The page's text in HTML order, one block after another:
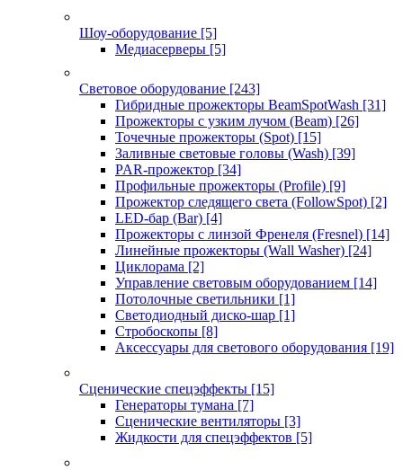
Шоу-оборудование [5]
Медиасерверы [5]
Световое оборудование [243]
Гибридные прожекторы BeamSpotWash [31]
Прожекторы с узким лучом (Beam) [26]
Точечные прожекторы (Spot) [15]
Заливные световые головы (Wash) [39]
PAR-прожектор [34]
Профильные прожекторы (Profile) [9]
Прожектор следящего света (FollowSpot) [2]
LED-бар (Bar) [4]
Прожекторы с линзой Френеля (Fresnel) [14]
Линейные прожекторы (Wall Washer) [24]
Циклорама [2]
Управление световым оборудованием [14]
Потолочные светильники [1]
Светодиодный диско-шар [1]
Стробоскопы [8]
Аксессуары для светового оборудования [19]
Сценические спецэффекты [15]
Генераторы тумана [7]
Сценические вентиляторы [3]
Жидкости для спецэффектов [5]